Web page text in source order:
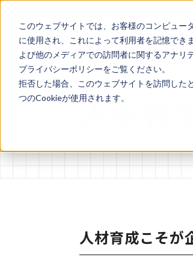
このウェブサイトでは、お客様のコンピュ
に使用され、これによって利用者を記憶でき
よび他のメディアでの訪問者に関するアナリ
プライバシーポリシーをご覧ください。
拒否した場合、このウェブサイトを訪問した
つのCookieが使用されます。
Change?
人を育
人材育成こそが